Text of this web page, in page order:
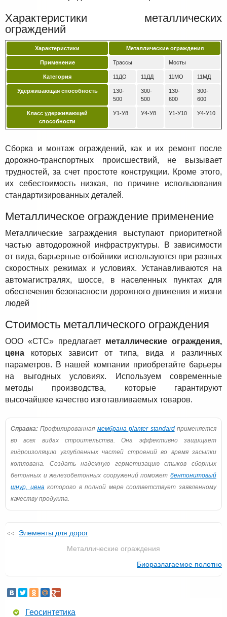
Характеристики металлических
ограждений
Характеристики Металлические ограждения
Применение Трассы Мосты
Категория 11ДО 11ДД 11МО 11МД
Удерживающая способность
130-
500
300-
500
130-
600
300-
600
Класс удерживающей
способности
У1-У8 У4-У8 У1-У10 У4-У10
Сборка и монтаж ограждений, как и их ремонт после
дорожно-транспортных происшествий, не вызывает
трудностей, за счет простоте конструкции. Кроме этого,
их себестоимость низкая, по причине использования
стандартизированных деталей.
Металлическое ограждение применение
Металлические заграждения выступают приоритетной
частью автодорожной инфраструктуры. В зависимости
от вида, барьерные отбойники используются при разных
скоростных режимах и условиях. Устанавливаются на
автомагистралях, шоссе, в населенных пунктах для
обеспечения безопасности дорожного движения и жизни
людей
Стоимость металлического ограждения
ООО «СТС» предлагает металлические ограждения,
цена которых зависит от типа, вида и различных
параметров. В нашей компании приобретайте барьеры
на выгодных условиях. Используем современные
методы производства, которые гарантируют
высочайшее качество изготавливаемых товаров.
Справка: Профилированная мембрана planter standardприменяется
во всех видах строительства. Она эффективно защищает
гидроизоляцию углубленных частей строений во время засыпки
котлована. Создать надежную герметизацию стыков сборных
бетонных и железобетонных сооружений поможет бентонитовый
шнур, цена которого в полной мере соответствует заявленному
качеству продукта.
Элементы для дорог
Металлические ограждения
Биоразлагаемое полотно
Геосинтетика